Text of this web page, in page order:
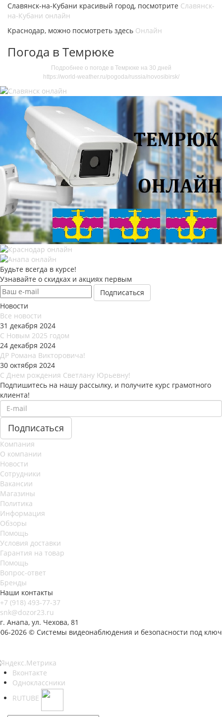
Славянск-на-Кубани красивый город, посмотрите Славянск-
на-Кубани онлайн
Краснодар, можно посмотреть здесь Онлайн
Погода в Темрюке
Подробнее о погоде в Темрюке на 30 дней
https://world-weather.ru/pogoda/russia/novosibirsk/
Будьте всегда в курсе!
Узнавайте о скидках и акциях первым
Новости
Все новости
31 декабря 2024
С Новым 2025 годом
24 декабря 2024
ДР Романа Викторовича!
30 октября 2024
С Днем рождения Светлану Юрьевну!
Подпишитесь на нашу рассылку, и получите курс грамотного
клиента!
Компания
О компании
Новости
Сотрудники
Вакансии
Магазины
Политика
Информация
Обзоры
Помощь
Условия доставки
Гарантия на товар
Помощь
Вопрос-ответ
Бренды
Наши контакты
+7 (918) 493-77-37
snk@dozor23.ru
г. Анапа, ул. Чехова, 81
2026 © Системы видеонаблюдения и безопасности под ключ
Вконтакте
Одноклассники
RUTUBE